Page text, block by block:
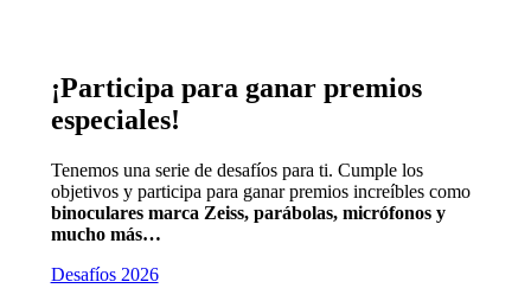
¡Participa para ganar premios
especiales!
Tenemos una serie de desafíos para ti. Cumple los
objetivos y participa para ganar premios increíbles como
binoculares marca Zeiss, parábolas, micrófonos y
mucho más…
Desafíos 2026